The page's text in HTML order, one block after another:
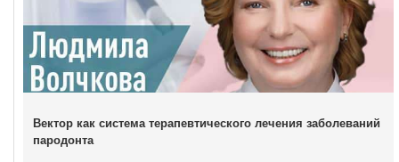
Вектор как система терапевтического лечения заболеваний
пародонта